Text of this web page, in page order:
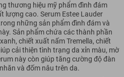
thương hiệu mỹ phẩm đình đám
lượng cao. Serum Estee Lauder
những sản phẩm đình đám và
Sản phẩm chứa các thành phần
chiết xuất nấm Tremella, chiết
cải thiện tình trạng da xỉn màu, mờ
này còn giúp tăng cường độ đàn
và đốm nâu trên da.